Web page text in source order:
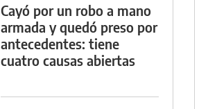
Cayó por un robo a mano
armada y quedó preso por
antecedentes: tiene
cuatro causas abiertas